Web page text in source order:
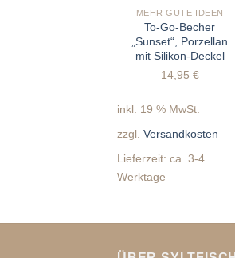
MEHR GUTE IDEEN
To-Go-Becher
„Sunset“, Porzellan
mit Silikon-Deckel
14,95 €
inkl. 19 % MwSt.
zzgl. Versandkosten
Lieferzeit: ca. 3-4
Werktage